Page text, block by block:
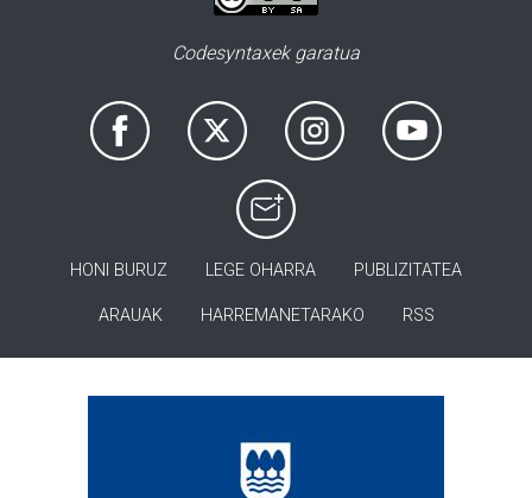
Codesyntaxek garatua
HONI BURUZ LEGE OHARRA PUBLIZITATEA
ARAUAK HARREMANETARAKO RSS